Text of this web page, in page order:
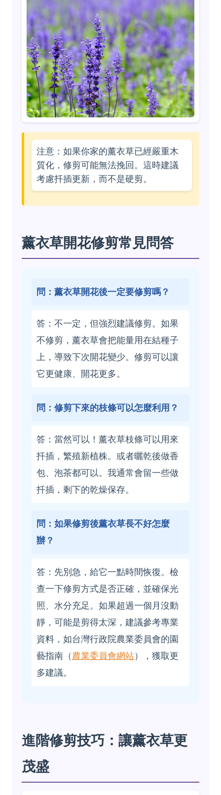
注意：如果你家的薰衣草已經嚴重木
質化，修剪可能無法挽回。這時建議
考慮扦插更新，而不是硬剪。
薰衣草開花修剪常見問答
問：薰衣草開花後一定要修剪嗎？
答：不一定，但強烈建議修剪。如果
不修剪，薰衣草會把能量用在結種子
上，導致下次開花變少。修剪可以讓
它更健康、開花更多。
問：修剪下來的枝條可以怎麼利用？
答：當然可以！薰衣草枝條可以用來
扦插，繁殖新植株。或者曬乾後做香
包、泡茶都可以。我通常會留一些做
扦插，剩下的乾燥保存。
問：如果修剪後薰衣草長不好怎麼
辦？
答：先別急，給它一點時間恢復。檢
查一下修剪方式是否正確，並確保光
照、水分充足。如果超過一個月沒動
靜，可能是剪得太深，建議參考專業
資料，如台灣行政院農業委員會的園
藝指南（ 農業委員會網站），獲取更
多建議。
進階修剪技巧：讓薰衣草更
茂盛